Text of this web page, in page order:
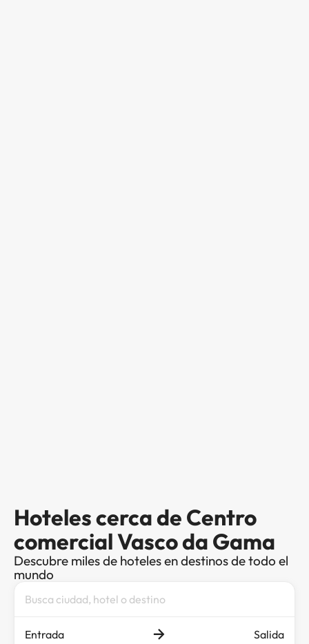
Hoteles cerca de Centro
comercial Vasco da Gama
Descubre miles de hoteles en destinos de todo el
mundo
Entrada Salida